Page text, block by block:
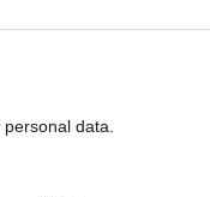
data.
fourmillements et avant